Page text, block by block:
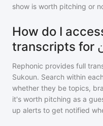
show is worth pitching or
How do I
Rephonic provides full
Sukoun. Search within
whether they be topics,
it's worth pitching as a
up alerts to get notified